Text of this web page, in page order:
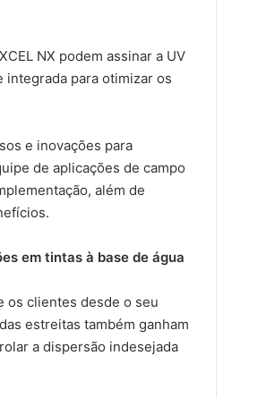
NX podem assinar a UV
integrada para otimizar os
e inovações para
de aplicações de campo
além de
em tintas à base de água
os clientes desde o seu
estreitas também ganham
a dispersão indesejada